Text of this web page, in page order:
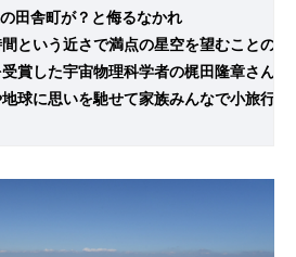
田舎町が？と侮るなかれ
という近さで満点の星空を望むことの
賞した宇宙物理科学者の梶田隆章さん
球に思いを馳せて家族みんなで小旅行